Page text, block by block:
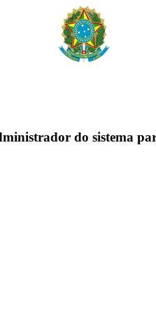
do sistema